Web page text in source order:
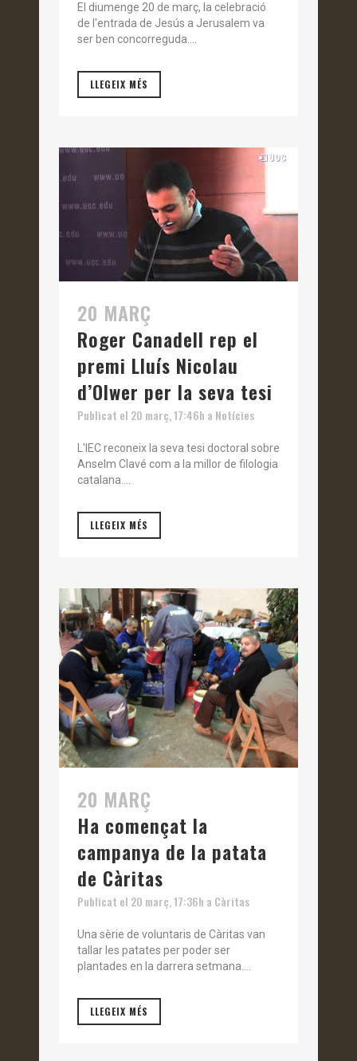
El diumenge 20 de març, la celebració
de l'entrada de Jesús a Jerusalem va
ser ben concorreguda....
LLEGEIX MÉS
20 MARÇ
Roger Canadell rep el
premi Lluís Nicolau
d’Olwer per la seva tesi
Publicat el 20 març, 17:46h a Notícies
L'IEC reconeix la seva tesi doctoral sobre
Anselm Clavé com a la millor de filologia
catalana....
LLEGEIX MÉS
20 MARÇ
Ha començat la
campanya de la patata
de Càritas
Publicat el 20 març, 17:36h a Càritas
Una sèrie de voluntaris de Càritas van
tallar les patates per poder ser
plantades en la darrera setmana....
LLEGEIX MÉS